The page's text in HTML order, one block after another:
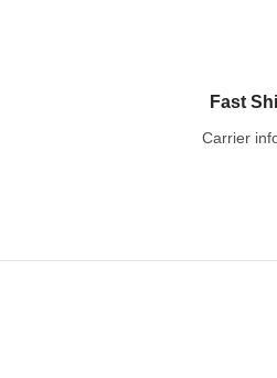
Fast
Carrier